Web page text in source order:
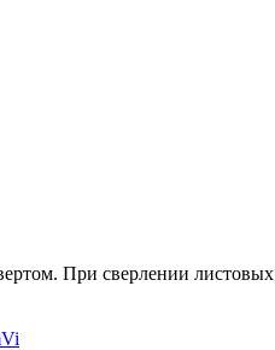
При сверлении